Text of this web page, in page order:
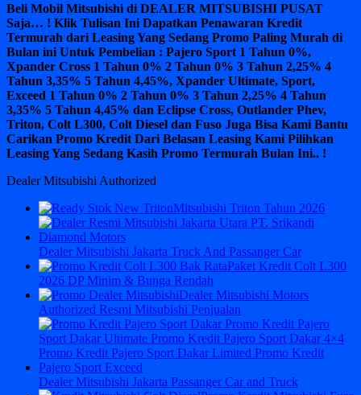
Beli Mobil Mitsubishi di DEALER MITSUBISHI PUSAT
Saja… ! Klik Tulisan Ini Dapatkan Penawaran Kredit
Termurah dari Leasing Yang Sedang Promo Paling Murah di
Bulan ini Untuk Pembelian : Pajero Sport 1 Tahun 0%,
Xpander Cross 1 Tahun 0% 2 Tahun 0% 3 Tahun 2,25% 4
Tahun 3,35% 5 Tahun 4,45%, Xpander Ultimate, Sport,
Exceed 1 Tahun 0% 2 Tahun 0% 3 Tahun 2,25% 4 Tahun
3,35% 5 Tahun 4,45% dan Eclipse Cross, Outlander Phev,
Triton, Colt L300, Colt Diesel dan Fuso Juga Bisa Kami Bantu
Carikan Promo Kredit Dari Belasan Leasing Kami Pilihkan
Leasing Yang Sedang Kasih Promo Termurah Bulan Ini.. !
Dealer Mitsubishi Authorized
Mitsubishi Triton Tahun 2026
Dealer Mitsubishi Jakarta Truck And Passanger Car
Paket Kredit Colt L300
2026 DP Minim & Bunga Rendah
Dealer Mitsubishi Motors
Authorized Resmi Mitsubishi Penjualan
Dealer Mitsubishi Jakarta Passanger Car and Truck